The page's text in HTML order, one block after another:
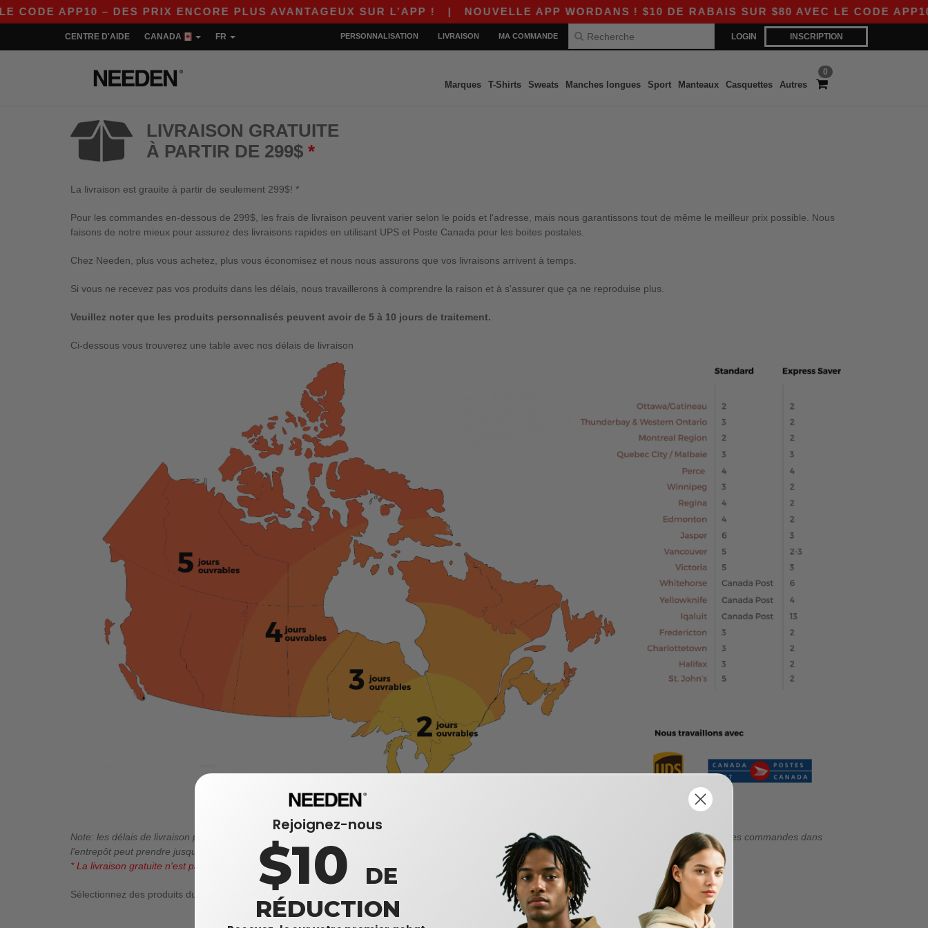
APP10 – DES PRIX ENCORE PLUS AVANTAGEUX SUR L’APP !|NOUVELLE APP WORDANS ! $10 DE RABAIS SUR $80 AVEC LE CODE APP10 –
LOGIN INSCRIPTION
CENTRE D'AIDE CANADA FR PERSONNALISATION LIVRAISON MA COMMANDE
0
Marques T-Shirts Sweats Manches longues Sport Manteaux Casquettes Autres
LIVRAISON GRATUITE
À PARTIR DE 299$ *
La livraison est grauite à partir de seulement 299$! *
Pour les commandes en-dessous de 299$, les frais de livraison peuvent varier selon le poids et l'adresse, mais nous garantissons tout de même le meilleur prix possible. Nous
faisons de notre mieux pour assurez des livraisons rapides en utilisant UPS et Poste Canada pour les boites postales.
Chez Needen, plus vous achetez, plus vous économisez et nous nous assurons que vos livraisons arrivent à temps.
Si vous ne recevez pas vos produits dans les délais, nous travaillerons à comprendre la raison et à s'assurer que ça ne reproduise plus.
Veuillez noter que les produits personnalisés peuvent avoir de 5 à 10 jours de traitement.
Ci-dessous vous trouverez une table avec nos délais de livraison
Note: les délais de livraison peuvent être affectés par les jours fériés, erreurs d'information, problèmes avec le transporteur et la météo. Le traitement des commandes dans
l'entrepôt peut prendre jusqu'à 24 heures.
* La livraison gratuite n'est pas disponible pour le Yukon, Nunavut et Territoires du Nord-Ouest
Sélectionnez des produits du même entrepôt pour avoir la livraison gratuite. Chaque entrepôt a ses propres conditions.
Rejoignez-nous
$10 DE
RÉDUCTION